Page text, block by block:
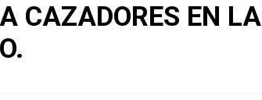
CAZADORES EN LA